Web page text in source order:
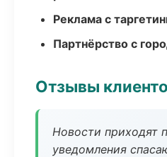
Реклама с
Партнёрство с
Отзывы
Новости приходят
уведомления